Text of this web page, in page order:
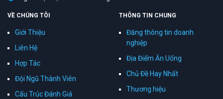
VỀ CHÚNG TÔI
Giới Thiệu
Liên Hệ
Hợp Tác
Đội Ngũ Thành Viên
Cấu Trúc Đánh Giá
THÔNG TIN CHUNG
Đăng thông tin doanh
nghiệp
Địa Điểm Ăn Uống
Chủ Đề Hay Nhất
Thương hiệu